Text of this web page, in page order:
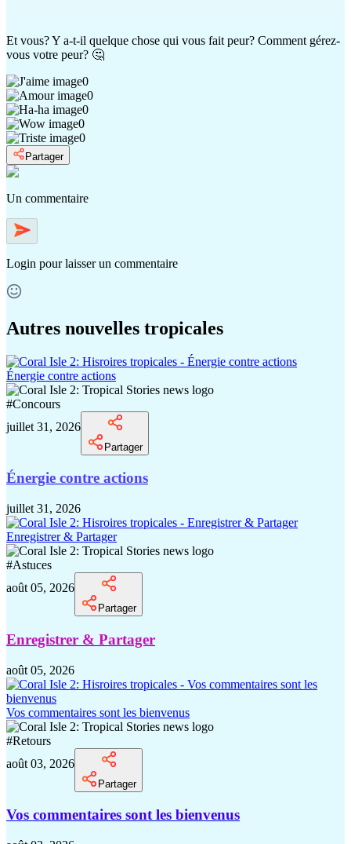
Et vous? Y a-t-il quelque chose qui vous fait peur? Comment gérez-
vous votre peur? 🤔
0
0
0
0
0
Partager
Un commentaire
Login pour laisser un commentaire
Autres nouvelles tropicales
Énergie contre actions
#Concours
juillet 31, 2026
Partager
Énergie contre actions
juillet 31, 2026
Enregistrer & Partager
#Astuces
août 05, 2026
Partager
Enregistrer & Partager
août 05, 2026
Vos commentaires sont les bienvenus
#Retours
août 03, 2026
Partager
Vos commentaires sont les bienvenus